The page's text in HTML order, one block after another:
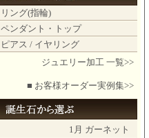
リング(指輪)
ペンダント・トップ
ピアス / イヤリング
ジュエリー加工 一覧>>
■ お客様オーダー実例集>>
1月 ガーネット